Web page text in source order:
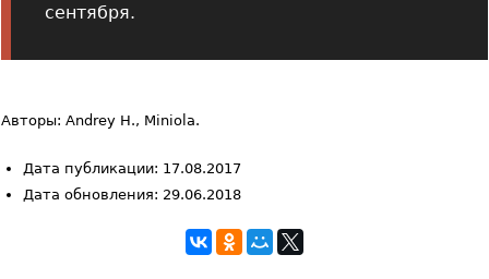
сентября.
Авторы: Andrey H., Miniola.
Дата публикации: 17.08.2017
Дата обновления: 29.06.2018